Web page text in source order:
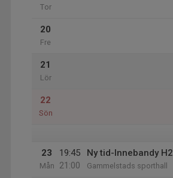
Tor
20
Fre
21
Lör
22
Sön
23
Mån
19:45
21:00
Ny tid-Innebandy H2
Gammelstads sporthall